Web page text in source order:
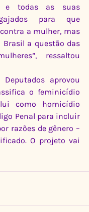
e todas as suas
para que
a mulher, mas
a questão das
ressaltou
aprovou
o feminicídio
como homicídio
Penal para incluir
razões de gênero –
O projeto vai